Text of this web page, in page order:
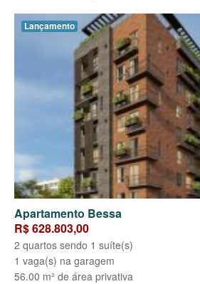
Lançamento
Apartamento Bessa
R$ 628.803,00
2 quartos sendo 1 suíte(s)
1 vaga(s) na garagem
56.00 m² de área privativa